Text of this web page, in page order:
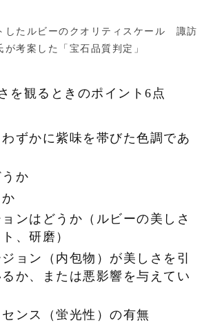
したルビーのクオリティスケール 諏訪
が考案した「宝石品質判定」
を観るときのポイント6点
ずかに紫味を帯びた色調であ
か
ンはどうか（ルビーの美しさ
、研磨）
ョン（内包物）が美しさを引
か、または悪影響を与えてい
ンス（蛍光性）の有無